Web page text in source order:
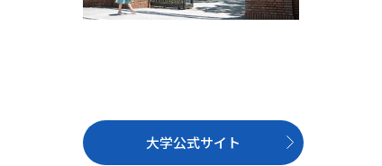
大学公式サイト